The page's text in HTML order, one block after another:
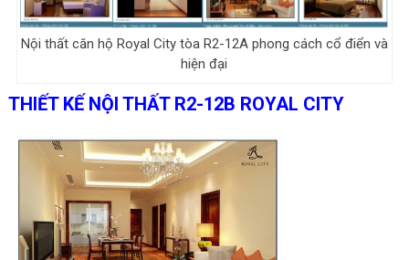
Nội thất căn hộ Royal City tòa R2-12A phong cách cổ điển và
hiện đại
THIẾT KẾ NỘI THẤT R2-12B ROYAL CITY